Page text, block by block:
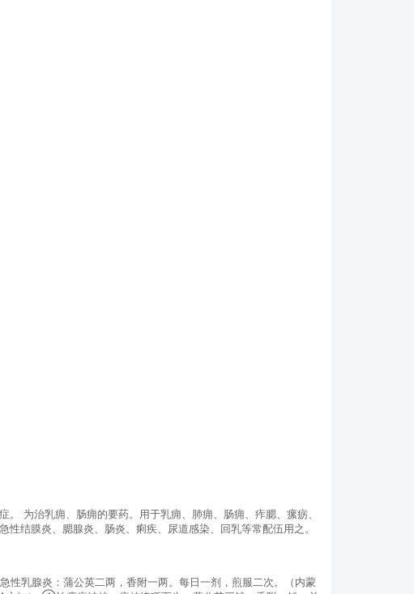
为治乳痈、肠痈的要药。用于乳痈、肺痈、肠痈、痄腮、瘰疬、
结膜炎、腮腺炎、肠炎、痢疾、尿道感染、回乳等常配伍用之。
乳腺炎：蒲公英二两，香附一两。每日一剂，煎服二次。（内蒙